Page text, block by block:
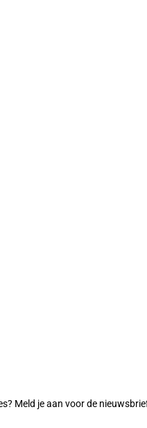
Meld je aan voor de